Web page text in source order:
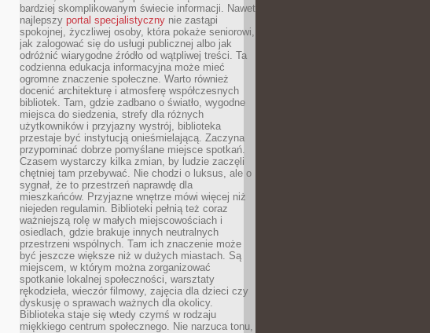
bardziej skomplikowanym świecie informacji. Nawet
najlepszy portal specjalistyczny nie zastąpi
spokojnej, życzliwej osoby, która pokaże seniorowi,
jak zalogować się do usługi publicznej albo jak
odróżnić wiarygodne źródło od wątpliwej treści. Ta
codzienna edukacja informacyjna może mieć
ogromne znaczenie społeczne. Warto również
docenić architekturę i atmosferę współczesnych
bibliotek. Tam, gdzie zadbano o światło, wygodne
miejsca do siedzenia, strefy dla różnych
użytkowników i przyjazny wystrój, biblioteka
przestaje być instytucją onieśmielającą. Zaczyna
przypominać dobrze pomyślane miejsce spotkań.
Czasem wystarczy kilka zmian, by ludzie zaczęli
chętniej tam przebywać. Nie chodzi o luksus, ale o
sygnał, że to przestrzeń naprawdę dla
mieszkańców. Przyjazne wnętrze mówi więcej niż
niejeden regulamin. Biblioteki pełnią też coraz
ważniejszą rolę w małych miejscowościach i
osiedlach, gdzie brakuje innych neutralnych
przestrzeni wspólnych. Tam ich znaczenie może
być jeszcze większe niż w dużych miastach. Są
miejscem, w którym można zorganizować
spotkanie lokalnej społeczności, warsztaty
rękodzieła, wieczór filmowy, zajęcia dla dzieci czy
dyskusję o sprawach ważnych dla okolicy.
Biblioteka staje się wtedy czymś w rodzaju
miękkiego centrum społecznego. Nie narzuca tonu,